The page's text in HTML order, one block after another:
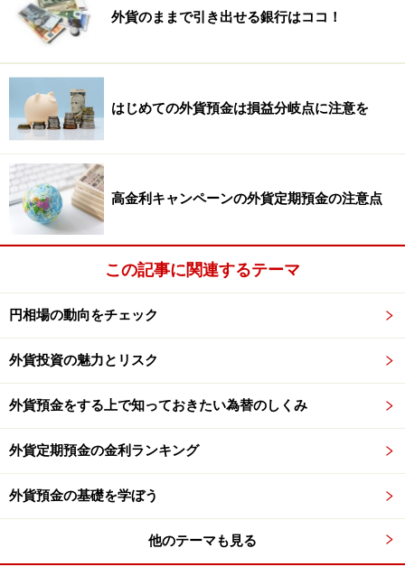
外貨のままで引き出せる銀行はココ！
はじめての外貨預金は損益分岐点に注意を
高金利キャンペーンの外貨定期預金の注意点
この記事に関連するテーマ
円相場の動向をチェック
外貨投資の魅力とリスク
外貨預金をする上で知っておきたい為替のしくみ
外貨定期預金の金利ランキング
外貨預金の基礎を学ぼう
他のテーマも見る